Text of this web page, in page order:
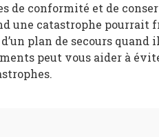
de conformité et de
une catastrophe pourrait
plan de secours quand
peut vous aider à